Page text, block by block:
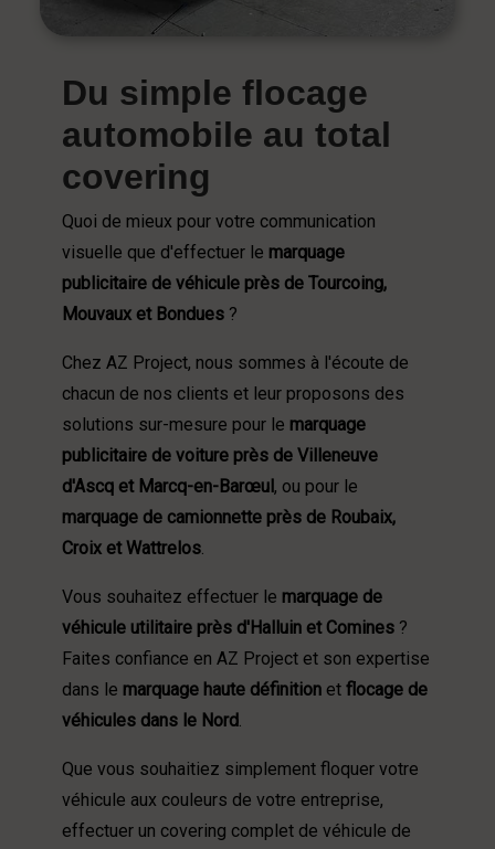
Du simple flocage
automobile au total
covering
Quoi de mieux pour votre communication
visuelle que d'effectuer le marquage
publicitaire de véhicule près de Tourcoing,
Mouvaux et Bondues ?
Chez AZ Project, nous sommes à l'écoute de
chacun de nos clients et leur proposons des
solutions sur-mesure pour le marquage
publicitaire de voiture près de Villeneuve
d'Ascq et Marcq-en-Barœul , ou pour le
marquage de camionnette près de Roubaix,
Croix et Wattrelos.
Vous souhaitez effectuer le marquage de
véhicule utilitaire près d'Halluin et Comines ?
Faites confiance en AZ Project et son expertise
dans le marquage haute définition et flocage de
véhicules dans le Nord.
Que vous souhaitiez simplement floquer votre
véhicule aux couleurs de votre entreprise,
effectuer un covering complet de véhicule de